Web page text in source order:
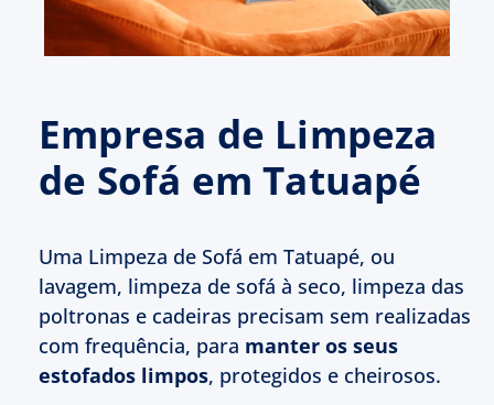
Empresa de Limpeza
de Sofá em Tatuapé
Uma Limpeza de Sofá em Tatuapé, ou
lavagem, limpeza de sofá à seco, limpeza das
poltronas e cadeiras precisam sem realizadas
com frequência, para manter os seus
estofados limpos, protegidos e cheirosos.